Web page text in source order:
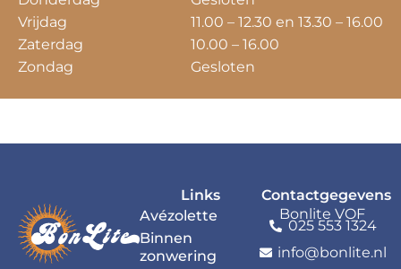
Vrijdag
Zaterdag
Zondag
11.00 – 12.30 en 13.30 – 16.00
10.00 – 16.00
Gesloten
Links
Avézolette
Binnen
zonwering
Contactgegevens
Bonlite VOF
025 553 1324
info@bonlite.nl